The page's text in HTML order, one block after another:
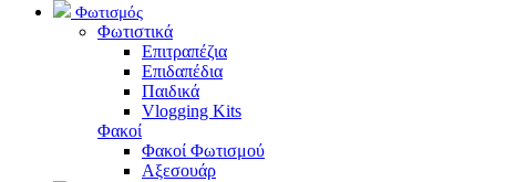
Φωτισμός
Φωτιστικά
Επιτραπέζια
Επιδαπέδια
Παιδικά
Vlogging Kits
Φακοί
Φακοί Φωτισμού
Αξεσουάρ